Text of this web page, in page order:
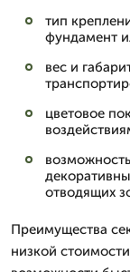
тип
фундамент
вес и
цветовое
отводящих
Преимущества
низкой